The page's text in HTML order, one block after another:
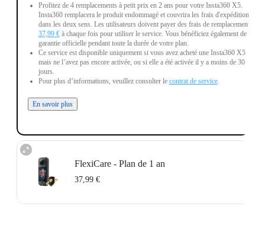
Profitez de 4 remplacements à petit prix en 2 ans pour votre Insta360 X5.
Insta360 remplacera le produit endommagé et couvrira les frais d'expédition
dans les deux sens. Les utilisateurs doivent payer des frais de remplacement de
37,99 €à chaque fois pour utiliser le service. Vous bénéficiez également de la
garantie officielle pendant toute la durée de votre plan.
Ce service est disponible uniquement si vous avez acheté une Insta360 X5
mais ne l’avez pas encore activée, ou si elle a été activée il y a moins de 30
jours.
Pour plus d’informations, veuillez consulter le contrat de service.
En savoir plus
FlexiCare - Plan de 1 an
37,99 €